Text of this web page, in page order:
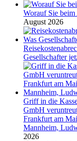
Worauf Sie beim
August 2026
Gesellschafter
Griff in die
GmbH
Frankfurt am
Mannheim,
2026